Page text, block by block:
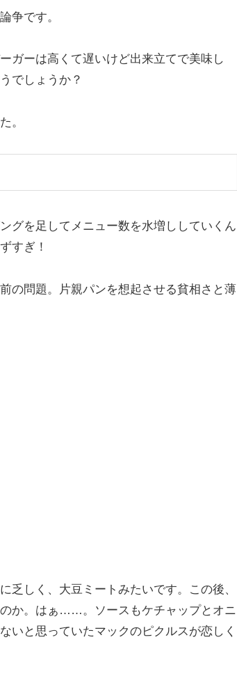
争です。
ガーは高くて遅いけど出来立てで美味し
でしょうか？
。
グを足してメニュー数を水増ししていくん
すぎ！
の問題。片親パンを想起させる貧相さと薄
乏しく、大豆ミートみたいです。この後、
か。はぁ……。ソースもケチャップとオニ
いと思っていたマックのピクルスが恋しく